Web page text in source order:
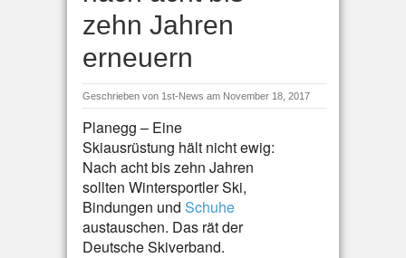
zehn Jahren
erneuern
Geschrieben von 1st-News am November 18, 2017
Planegg – Eine
Skiausrüstung hält nicht ewig:
Nach acht bis zehn Jahren
sollten Wintersportler Ski,
Bindungen und Schuhe
austauschen. Das rät der
Deutsche Skiverband.